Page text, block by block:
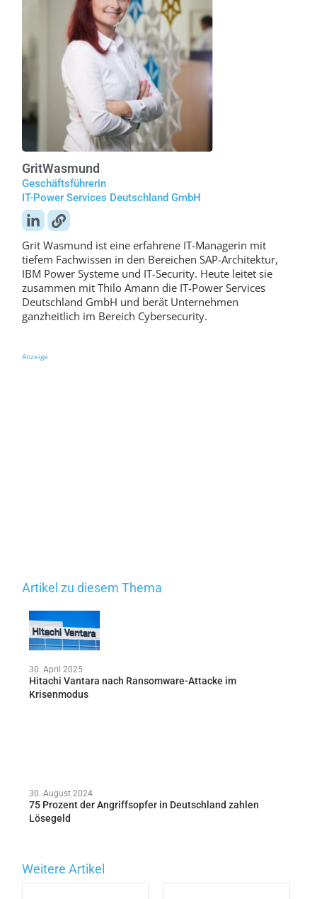
GritWasmund
Geschäftsführerin
IT-Power Services Deutschland GmbH
Grit Wasmund ist eine erfahrene IT-Managerin mit
tiefem Fachwissen in den Bereichen SAP-Architektur,
IBM Power Systeme und IT-Security. Heute leitet sie
zusammen mit Thilo Amann die IT-Power Services
Deutschland GmbH und berät Unternehmen
ganzheitlich im Bereich Cybersecurity.
Anzeige
Artikel zu diesem Thema
30. April 2025
Hitachi Vantara nach Ransomware-Attacke im
Krisenmodus
30. August 2024
75 Prozent der Angriffsopfer in Deutschland zahlen
Lösegeld
Weitere Artikel